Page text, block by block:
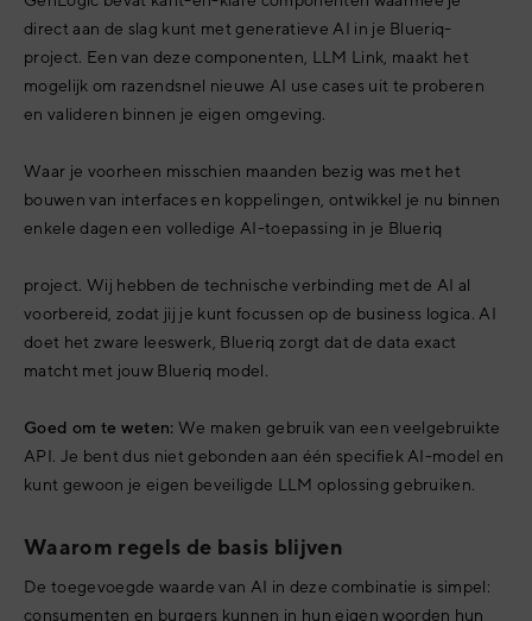
direct aan de slag kunt met generatieve AI in je Blueriq-
project. Een van deze componenten, LLM Link, maakt het
mogelijk om razendsnel nieuwe AI use cases uit te proberen
en valideren binnen je eigen omgeving.
Waar je voorheen misschien maanden bezig was met het
bouwen van interfaces en koppelingen, ontwikkel je nu binnen
enkele dagen een volledige AI-toepassing in je Blueriq
project. Wij hebben de technische verbinding met de AI al
voorbereid, zodat jij je kunt focussen op de business logica. AI
doet het zware leeswerk, Blueriq zorgt dat de data exact
matcht met jouw Blueriq model.
Goed om te weten: We maken gebruik van een veelgebruikte
API. Je bent dus niet gebonden aan één specifiek AI-model en
kunt gewoon je eigen beveiligde LLM oplossing gebruiken.
Waarom regels de basis blijven
De toegevoegde waarde van AI in deze combinatie is simpel:
consumenten en burgers kunnen in hun eigen woorden hun